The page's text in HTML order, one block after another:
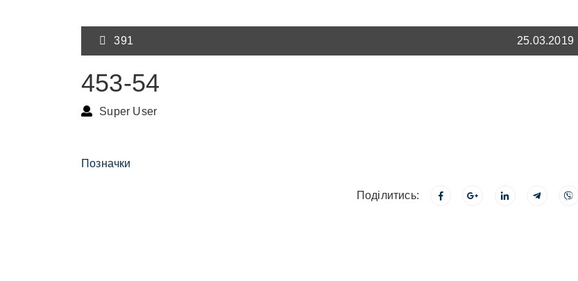
391 25.03.2019
453-54
Super User
Позначки
Поділитись: